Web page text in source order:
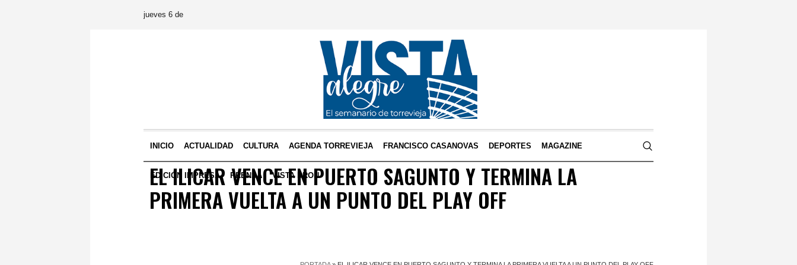
jueves 6 de
INICIO ACTUALIDAD CULTURA AGENDA TORREVIEJA FRANCISCO CASANOVAS DEPORTES MAGAZINE
EDICIÓN IMPRESA PRENSA VISTA DRON
EL ILICAR VENCE EN PUERTO SAGUNTO Y TERMINA LA
PRIMERA VUELTA A UN PUNTO DEL PLAY OFF